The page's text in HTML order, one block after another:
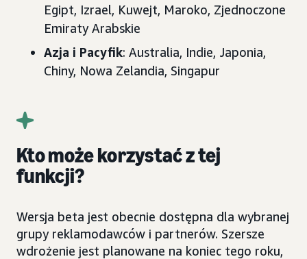
Egipt, Izrael, Kuwejt, Maroko, Zjednoczone
Emiraty Arabskie
Azja i Pacyfik: Australia, Indie, Japonia,
Chiny, Nowa Zelandia, Singapur
Kto może korzystać z tej
funkcji?
Wersja beta jest obecnie dostępna dla wybranej
grupy reklamodawców i partnerów. Szersze
wdrożenie jest planowane na koniec tego roku,